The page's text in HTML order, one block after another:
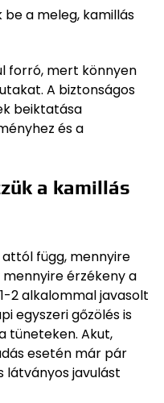
be a meleg, kamillás
forró, mert könnyen
A biztonságos
beiktatása
és a
a kamillás
függ, mennyire
érzékeny a
2 alkalommal javasolt
egyszeri gőzölés is
tüneteken. Akut,
esetén már pár
látványos javulást